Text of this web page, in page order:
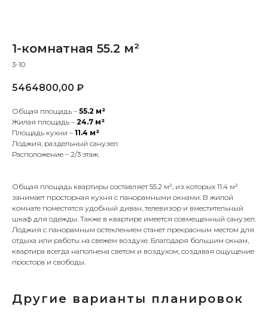
1-комнатная 55.2 м²
3-10
5464800,00 ₽
Общая площадь – 55.2 м²
Жилая площадь – 24.7 м²
Площадь кухни – 11.4 м²
Лоджия, раздельный санузел
Расположение – 2/3 этаж.
Общая площадь квартиры составляет 55.2 м², из которых 11.4 м²
занимает просторная кухня с панорамными окнами. В жилой
комнате поместятся удобный диван, телевизор и вместительный
шкаф для одежды. Также в квартире имеется совмещенный санузел.
Лоджия с панорамным остеклением станет прекрасным местом для
отдыха или работы на свежем воздухе. Благодаря большим окнам,
квартира всегда наполнена светом и воздухом, создавая ощущение
простора и свободы.
Другие варианты планировок